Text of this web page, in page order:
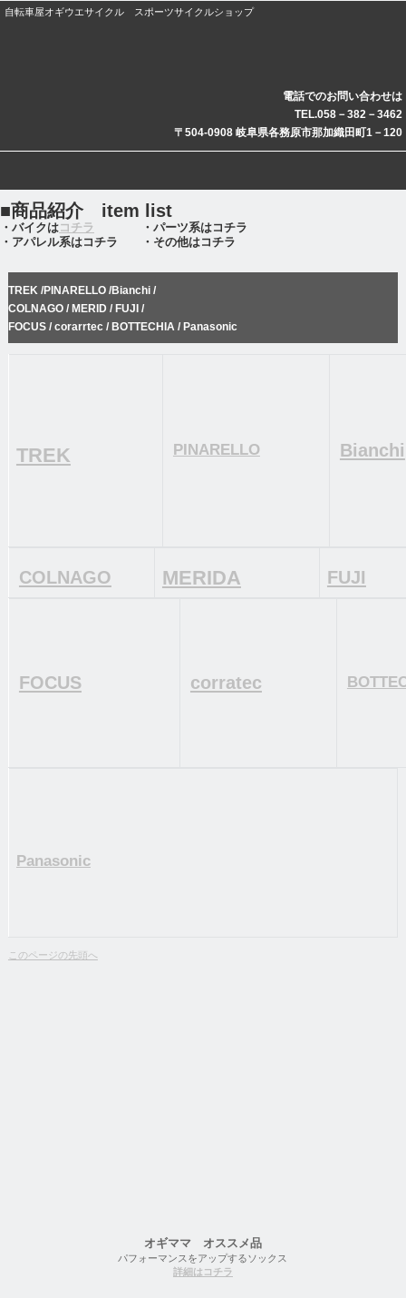
自転車屋オギウエサイクル スポーツサイクルショップ
電話でのお問い合わせは
TEL.058－382－3462
〒504-0908 岐阜県各務原市那加織田町1－120
■商品紹介item list
・バイクはコチラ
・パーツ系はコチラ
・アパレル系はコチラ ・その他はコチラ
TREK /PINARELLO /Bianchi /
COLNAGO / MERID / FUJI /
FOCUS / corarrtec / BOTTECHIA / Panasonic
TREK PINARELLO Bianchi
COLNAGO MERIDA FUJI
FOCUS corratec
Panasonic
このページの先頭へ
オギママ オススメ品
パフォーマンスをアップするソックス
詳細はコチラ